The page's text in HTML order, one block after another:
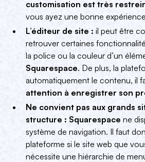
customisation est très
vous ayez une bonne
L’éditeur de site : il peut être
retrouver certaines
la police ou la couleur d’un
Squarespace. De plus, la
automatiquement le contenu, il
attention à enregistrer son
Ne convient pas aux grands
structure : Squarespace ne
système de navigation. Il faut
plateforme si le site web que
nécessite une hiérarchie de